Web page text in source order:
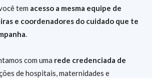
tem acesso a mesma equipe de
e coordenadores do cuidado que te
.
com uma rede credenciada de
de hospitais, maternidades e